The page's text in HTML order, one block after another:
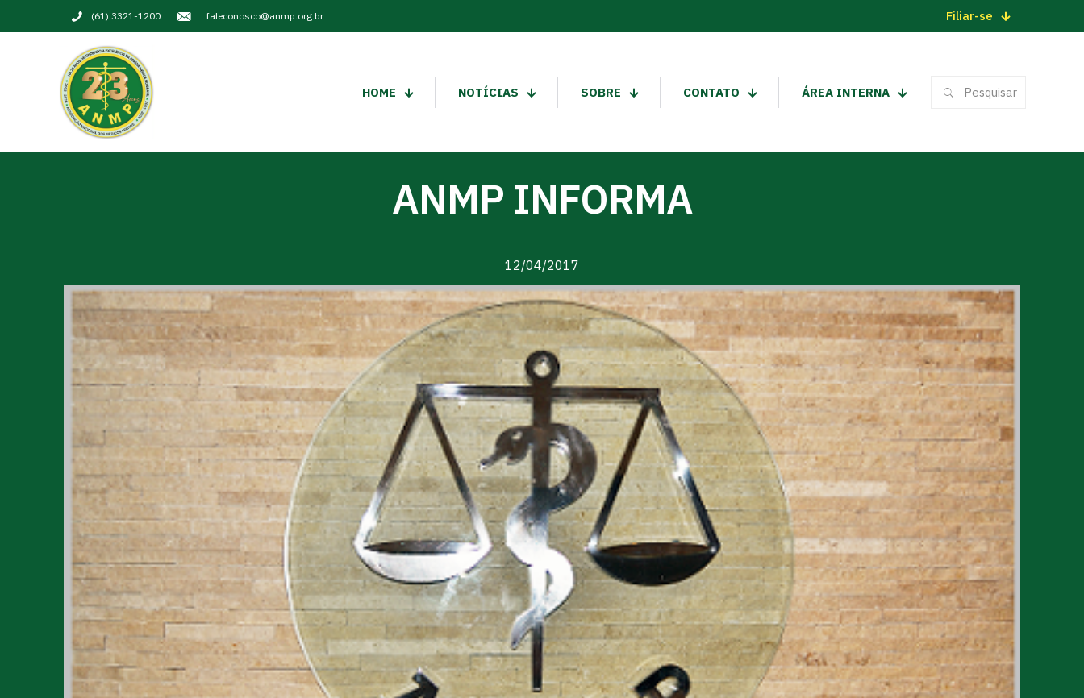
(61) 3321-1200 faleconosco@anmp.org.br Filiar-se
HOME NOTÍCIAS SOBRE CONTATO ÁREA INTERNA
ANMP INFORMA
12/04/2017